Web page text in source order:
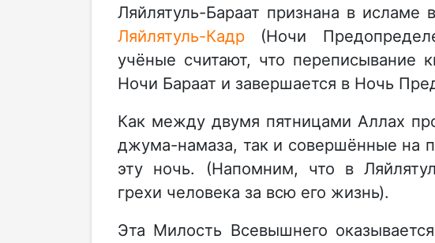
Ляйлятуль-Бараат признана в
Ляйлятуль-Кадр (Ночи
учёные считают, что переписывание
Ночи Бараат и завершается в Ночь
Как между двумя пятницами Аллах
джума-намаза, так и совершённые на
эту ночь. (Напомним, что в
грехи человека за всю его жизнь).
Эта Милость Всевышнего